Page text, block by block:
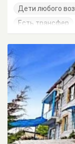
Дети любого
Есть трансфер